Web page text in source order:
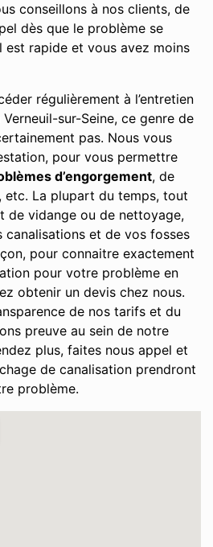
conseillons à nos clients, de
dès que le problème se
est rapide et vous avez moins
régulièrement à l’entretien
sur-Seine, ce genre de
pas. Nous vous
pour vous permettre
d’engorgement, de
, etc. La plupart du temps, tout
de vidange ou de nettoyage,
canalisations et de vos fosses
pour connaitre exactement
pour votre problème en
obtenir un devis chez nous.
de nos tarifs et du
preuve au sein de notre
plus, faites nous appel et
de canalisation prendront
problème.